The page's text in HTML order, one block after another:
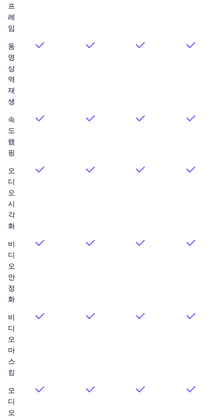
프
레
임
동
영
상
역
재
생
속
도
램
핑
오
디
오
시
각
화
비
디
오
안
정
화
비
디
오
마
스
킹
오
디
오